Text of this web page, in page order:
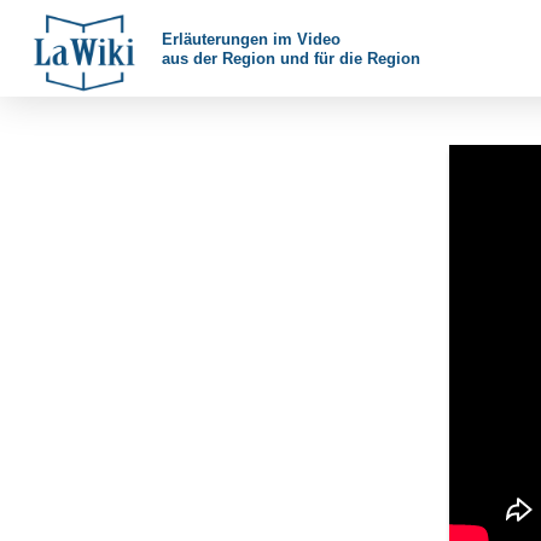
Erläuterungen im Video
aus der Region und für die Region